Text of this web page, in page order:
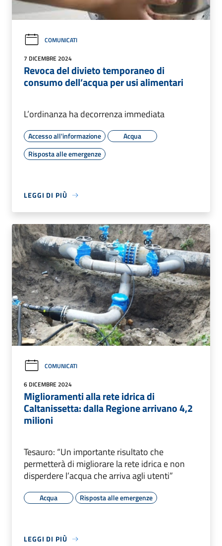
COMUNICATI
7 DICEMBRE 2024
Revoca del divieto temporaneo di
consumo dell’acqua per usi alimentari
L’ordinanza ha decorrenza immediata
Accesso all'informazione
Acqua
Risposta alle emergenze
LEGGI DI PIÙ
COMUNICATI
6 DICEMBRE 2024
Miglioramenti alla rete idrica di
Caltanissetta: dalla Regione arrivano 4,2
milioni
Tesauro: “Un importante risultato che
permetterà di migliorare la rete idrica e non
disperdere l’acqua che arriva agli utenti”
Acqua Risposta alle emergenze
LEGGI DI PIÙ